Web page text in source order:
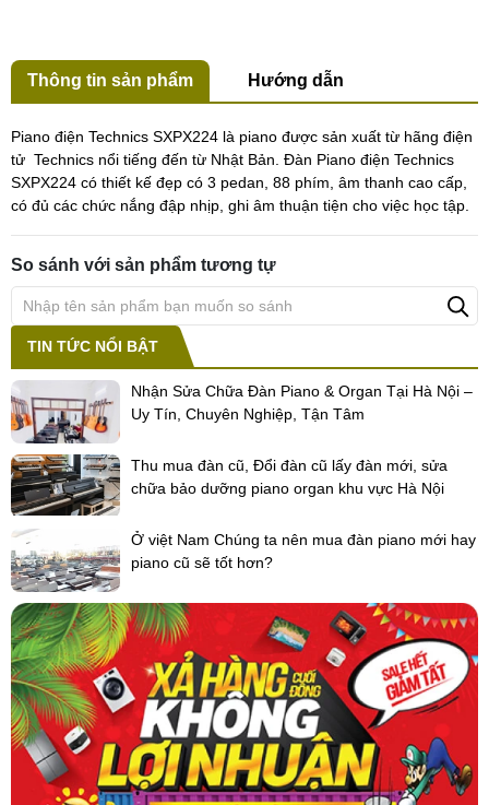
Thông tin sản phẩm Hướng dẫn
Piano điện Technics SXPX224 là piano được sản xuất từ hãng điện
tử Technics nổi tiếng đến từ Nhật Bản. Đàn Piano điện Technics
SXPX224 có thiết kế đẹp có 3 pedan, 88 phím, âm thanh cao cấp,
có đủ các chức nắng đập nhịp, ghi âm thuận tiện cho việc học tập.
So sánh với sản phẩm tương tự
TIN TỨC NỔI BẬT
Nhận Sửa Chữa Đàn Piano & Organ Tại Hà Nội –
Uy Tín, Chuyên Nghiệp, Tận Tâm
Thu mua đàn cũ, Đổi đàn cũ lấy đàn mới, sửa
chữa bảo dưỡng piano organ khu vực Hà Nội
Ở việt Nam Chúng ta nên mua đàn piano mới hay
piano cũ sẽ tốt hơn?